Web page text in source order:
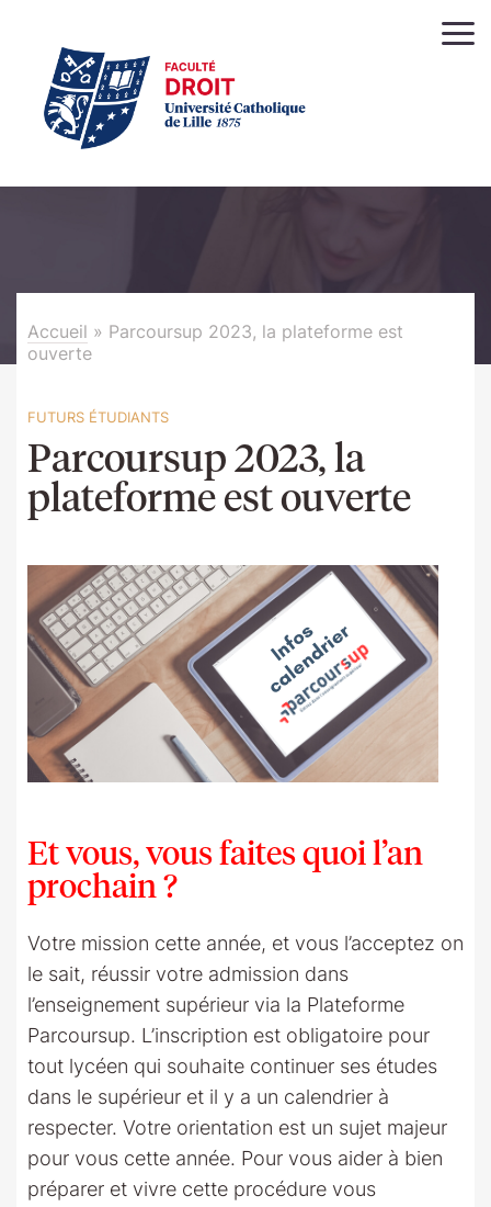
Accueil » Parcoursup 2023, la plateforme est
ouverte
FUTURS ÉTUDIANTS
Parcoursup 2023, la
plateforme est ouverte
Et vous, vous faites quoi l’an
prochain ?
Votre mission cette année, et vous l’acceptez on
le sait, réussir votre admission dans
l’enseignement supérieur via la Plateforme
Parcoursup. L’inscription est obligatoire pour
tout lycéen qui souhaite continuer ses études
dans le supérieur et il y a un calendrier à
respecter. Votre orientation est un sujet majeur
pour vous cette année. Pour vous aider à bien
préparer et vivre cette procédure vous